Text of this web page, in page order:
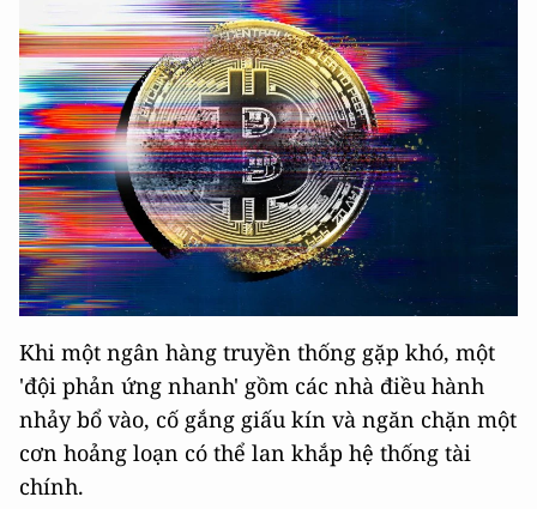
Khi một ngân hàng truyền thống gặp khó, một
'đội phản ứng nhanh' gồm các nhà điều hành
nhảy bổ vào, cố gắng giấu kín và ngăn chặn một
cơn hoảng loạn có thể lan khắp hệ thống tài
chính.